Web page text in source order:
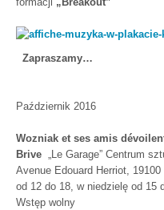
Zapraszamy…
Październik 2016
Wozniak et ses amis
Brive „Le Garage” Centrum
Avenue Edouard Herriot, 19100
od 12 do 18, w niedzielę od 15
Wstęp wolny